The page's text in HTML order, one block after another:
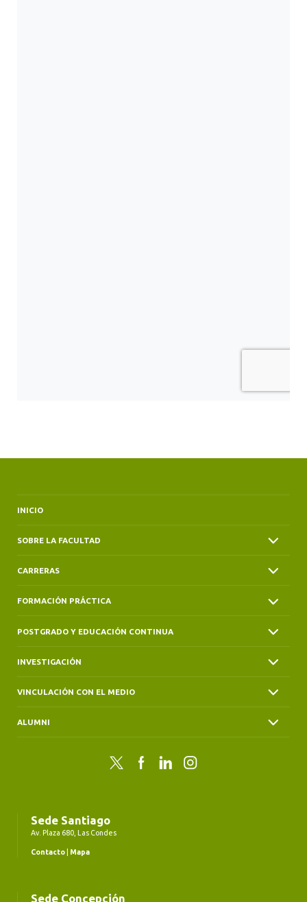
INICIO
SOBRE LA FACULTAD
CARRERAS
FORMACIÓN PRÁCTICA
POSTGRADO Y EDUCACIÓN CONTINUA
INVESTIGACIÓN
VINCULACIÓN CON EL MEDIO
ALUMNI
Twitter FacebookLinkedInInstagram
Sede Santiago
Av. Plaza 680, Las Condes
Contacto Mapa
Sede Concepción